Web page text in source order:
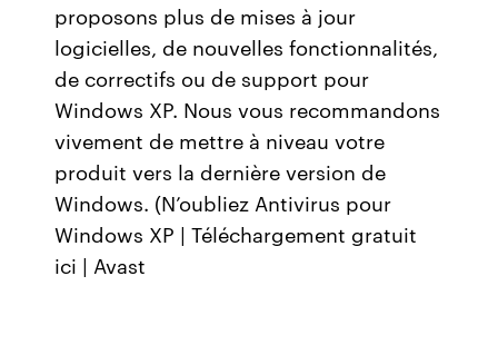
proposons plus de mises à jour
logicielles, de nouvelles fonctionnalités,
de correctifs ou de support pour
Windows XP. Nous vous recommandons
vivement de mettre à niveau votre
produit vers la dernière version de
Windows. (N’oubliez Antivirus pour
Windows XP | Téléchargement gratuit
ici | Avast